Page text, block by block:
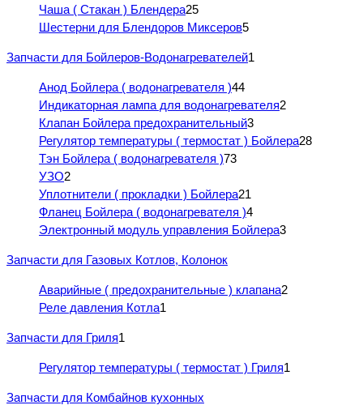
Чаша ( Стакан ) Блендера25
Шестерни для Блендоров Миксеров5
Запчасти для Бойлеров-Водонагревателей1
Анод Бойлера ( водонагревателя )44
Индикаторная лампа для водонагревателя2
Клапан Бойлера предохранительный3
Регулятор температуры ( термостат ) Бойлера28
Тэн Бойлера ( водонагревателя )73
УЗО2
Уплотнители ( прокладки ) Бойлера21
Фланец Бойлера ( водонагревателя )4
Электронный модуль управления Бойлера3
Запчасти для Газовых Котлов, Колонок
Аварийные ( предохранительные ) клапана2
Реле давления Котла1
Запчасти для Гриля1
Регулятор температуры ( термостат ) Гриля1
Запчасти для Комбайнов кухонных